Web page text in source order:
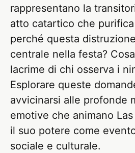
rappresentano la
atto catartico che
perché questa
centrale nella festa?
lacrime di chi osserva i
Esplorare queste
avvicinarsi alle profonde
emotive che animano
il suo potere come
sociale e culturale.